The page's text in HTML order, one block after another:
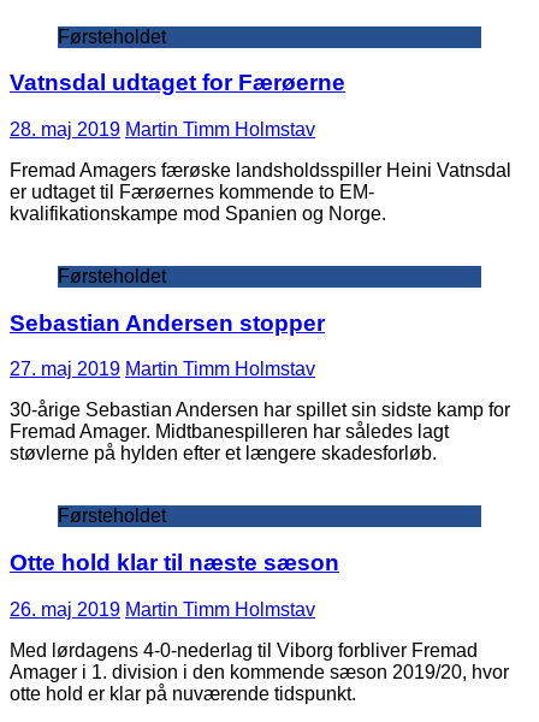
Førsteholdet
Vatnsdal udtaget for Færøerne
28. maj 2019 Martin Timm Holmstav
Fremad Amagers færøske landsholdsspiller Heini Vatnsdal
er udtaget til Færøernes kommende to EM-
kvalifikationskampe mod Spanien og Norge.
Førsteholdet
Sebastian Andersen stopper
27. maj 2019 Martin Timm Holmstav
30-årige Sebastian Andersen har spillet sin sidste kamp for
Fremad Amager. Midtbanespilleren har således lagt
støvlerne på hylden efter et længere skadesforløb.
Førsteholdet
Otte hold klar til næste sæson
26. maj 2019 Martin Timm Holmstav
Med lørdagens 4-0-nederlag til Viborg forbliver Fremad
Amager i 1. division i den kommende sæson 2019/20, hvor
otte hold er klar på nuværende tidspunkt.